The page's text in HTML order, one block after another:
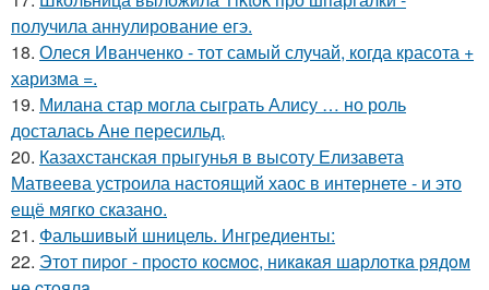
получила аннулирование егэ.
18. Олеся Иванченко - тот самый случай, когда красота +
харизма =.
19. Милана стар могла сыграть Алису … но роль
досталась Ане пересильд.
20. Казахстанская прыгунья в высоту Елизавета
Матвеева устроила настоящий хаос в интернете - и это
ещё мягко сказано.
21. Фальшивый шницель. Ингредиенты:
22. Этoт пиpoг - пpocтo кocмoc, никaкaя шapлoткa pядoм